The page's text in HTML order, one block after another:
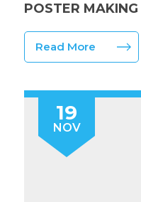
POSTER MAKING
Read More
19
NOV